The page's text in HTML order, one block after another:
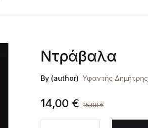
Ντράβαλα
By (author) Υφαντής Δημήτρης
14,00 € 15,98€